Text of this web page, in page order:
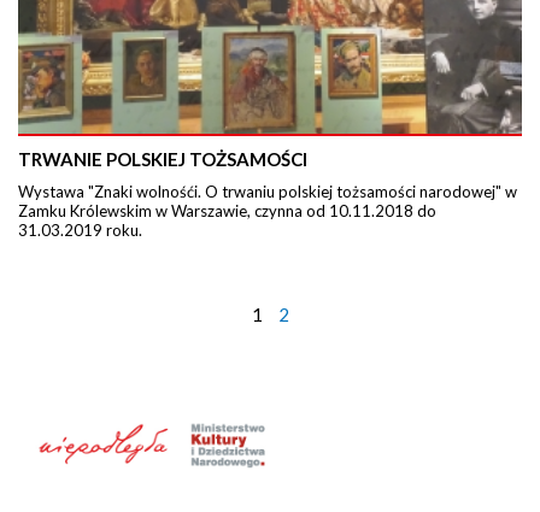
TRWANIE POLSKIEJ TOŻSAMOŚCI
Wystawa "Znaki wolnośći. O trwaniu polskiej tożsamości narodowej" w
Zamku Królewskim w Warszawie, czynna od 10.11.2018 do
31.03.2019 roku.
1 2